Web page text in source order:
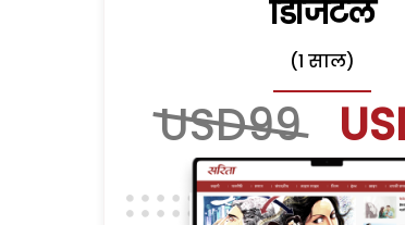
डिजिटल
(1 साल)
USD99